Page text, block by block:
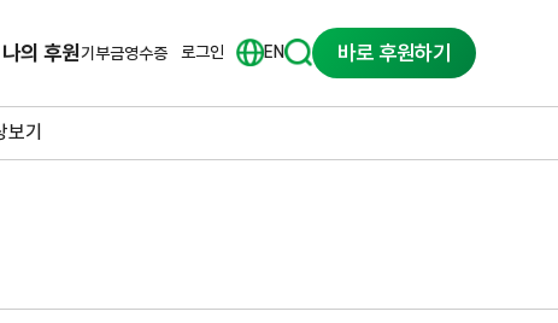
나의 후원기부금영수증 로그인 EN 바로 후원하기
보기